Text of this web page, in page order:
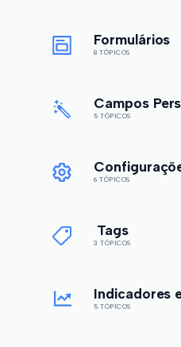
Formulários
8 TÓPICOS
Campos
5 TÓPICOS
6 TÓPICOS
Tags
3 TÓPICOS
Indicadores
5 TÓPICOS